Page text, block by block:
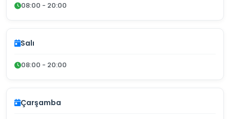
08:00 - 20:00
Salı
08:00 - 20:00
Çarşamba